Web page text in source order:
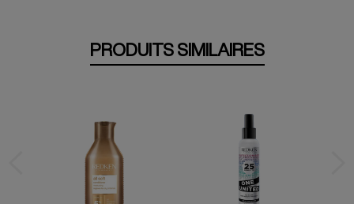
PRODUITS SIMILAIRES